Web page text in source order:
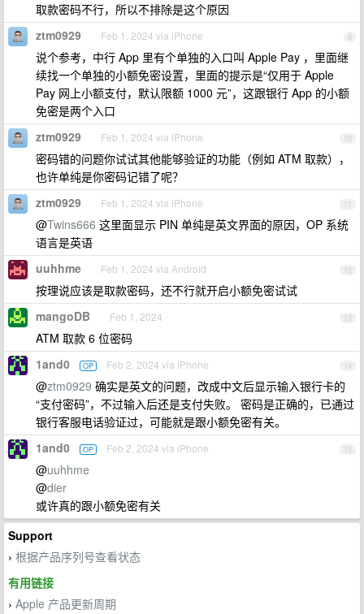
取款密码不行，所以不排除是这个原因
9
ztm0929 Feb 1, 2024 via iPhone
说个参考，中行 App 里有个单独的入口叫 Apple Pay ，里面继
续找一个单独的小额免密设置，里面的提示是“仅用于 Apple
Pay 网上小额支付，默认限额 1000 元”，这跟银行 App 的小额
免密是两个入口
10
ztm0929 Feb 1, 2024 via iPhone
密码错的问题你试试其他能够验证的功能（例如 ATM 取款），
也许单纯是你密码记错了呢？
11
ztm0929 Feb 1, 2024 via iPhone
@Twins666 这里面显示 PIN 单纯是英文界面的原因，OP 系统
语言是英语
12
uuhhme Feb 1, 2024 via Android
按理说应该是取款密码，还不行就开启小额免密试试
13
mangoDB Feb 1, 2024
ATM 取款 6 位密码
14
1and0 OP Feb 2, 2024 via iPhone
@ztm0929 确实是英文的问题，改成中文后显示输入银行卡的
“支付密码”，不过输入后还是支付失败。 密码是正确的，已通过
银行客服电话验证过，可能就是跟小额免密有关。
15
1and0 OP Feb 2, 2024 via iPhone
@uuhhme
@dier
或许真的跟小额免密有关
Support
› 根据产品序列号查看状态
有用链接
› Apple 产品更新周期